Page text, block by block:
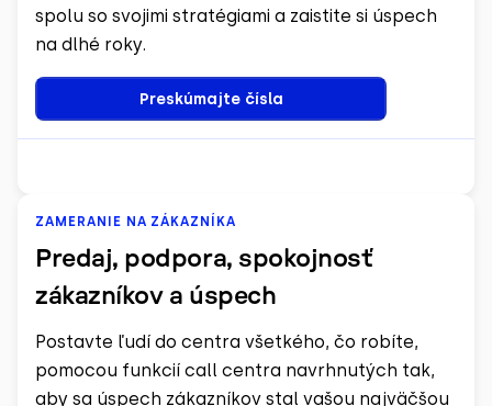
spolu so svojimi stratégiami a zaistite si úspech
na dlhé roky.
Preskúmajte čísla
ZAMERANIE NA ZÁKAZNÍKA
Predaj, podpora, spokojnosť
zákazníkov a úspech
Postavte ľudí do centra všetkého, čo robíte,
pomocou funkcií call centra navrhnutých tak,
aby sa úspech zákazníkov stal vašou najväčšou